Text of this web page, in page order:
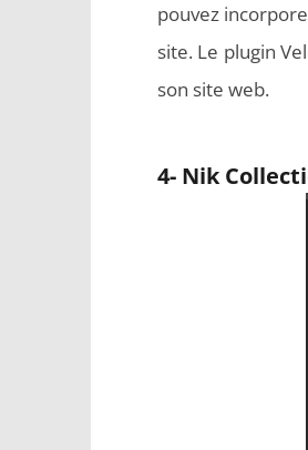
pouvez
site. Le plugin
son site web.
4- Nik